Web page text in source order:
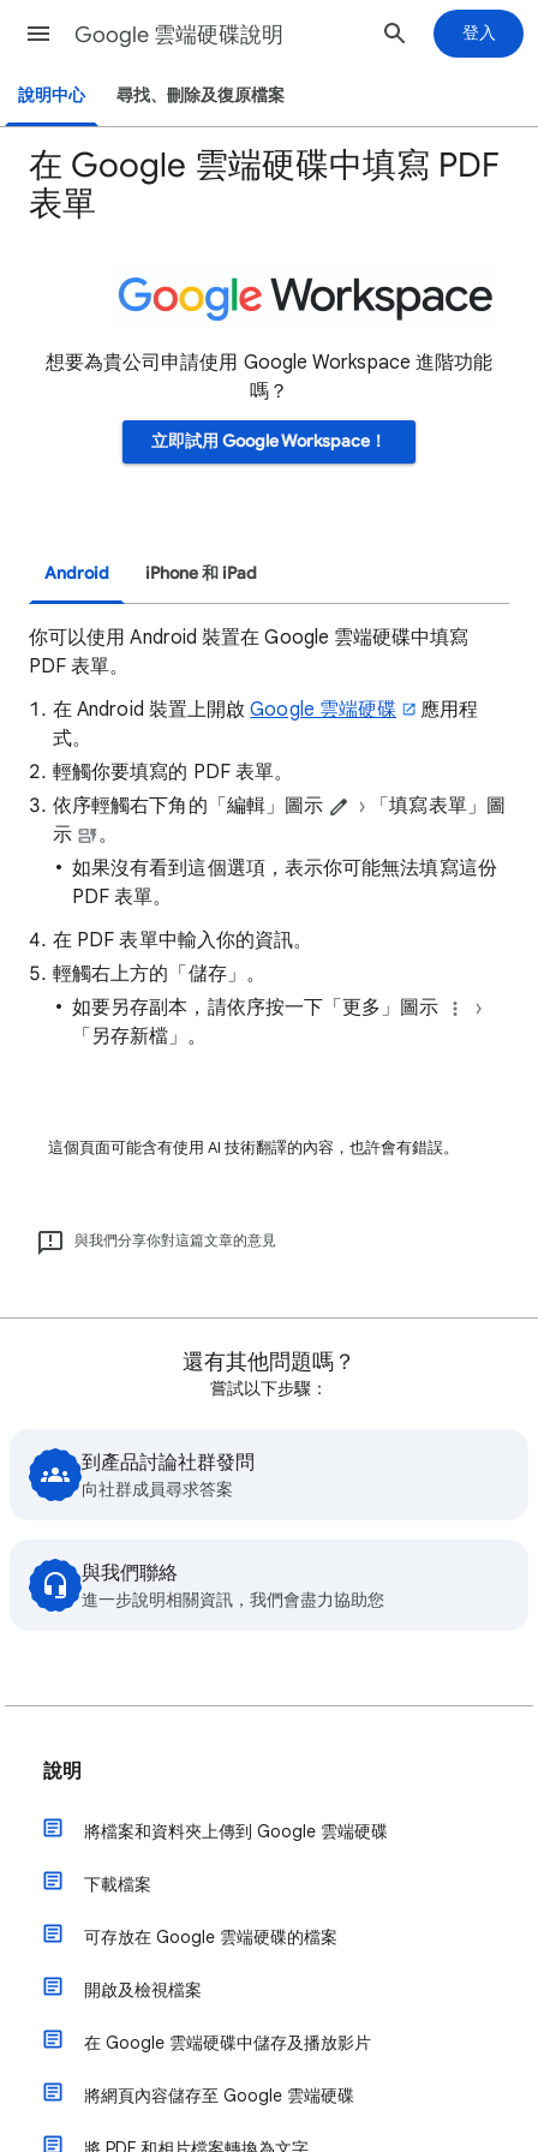
Google 雲端硬碟說明 登入
說明中心 尋找、刪除及復原檔案
在 Google 雲端硬碟中填寫 PDF
表單
想要為貴公司申請使用 Google Workspace 進階功能
嗎？
立即試用 Google Workspace！
Android iPhone 和 iPad
你可以使用 Android 裝置在 Google 雲端硬碟中填寫
PDF 表單。
在 Android 裝置上開啟Google 雲端硬碟
應用程
式。
輕觸你要填寫的 PDF 表單。
依序輕觸右下角的「編輯」圖示
「填寫表單」圖
示
。
如果沒有看到這個選項，表示你可能無法填寫這份
PDF 表單。
在 PDF 表單中輸入你的資訊。
輕觸右上方的「儲存」 。
如要另存副本，請依序按一下「更多」圖示
「另存新檔」 。
這個頁面可能含有使用 AI 技術翻譯的內容，也許會有錯誤。
與我們分享你對這篇文章的意見
還有其他問題嗎？
嘗試以下步驟：
到產品討論社群發問
向社群成員尋求答案
與我們聯絡
進一步說明相關資訊，我們會盡力協助您
說明
將檔案和資料夾上傳到 Google 雲端硬碟
下載檔案
可存放在 Google 雲端硬碟的檔案
開啟及檢視檔案
在 Google 雲端硬碟中儲存及播放影片
將網頁內容儲存至 Google 雲端硬碟